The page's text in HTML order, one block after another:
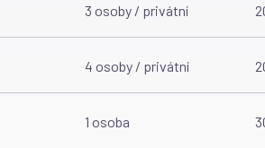
3 osoby / privátní
4 osoby / privátní
1 osoba